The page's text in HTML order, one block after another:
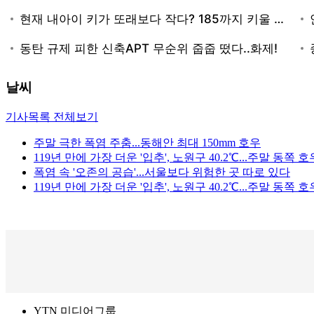
날씨
기사목록 전체보기
주말 극한 폭염 주춤...동해안 최대 150mm 호우
119년 만에 가장 더운 '입추', 노원구 40.2℃...주말 동쪽 호
폭염 속 '오존의 공습'...서울보다 위험한 곳 따로 있다
119년 만에 가장 더운 '입추', 노원구 40.2℃...주말 동쪽 호
YTN 미디어그룹